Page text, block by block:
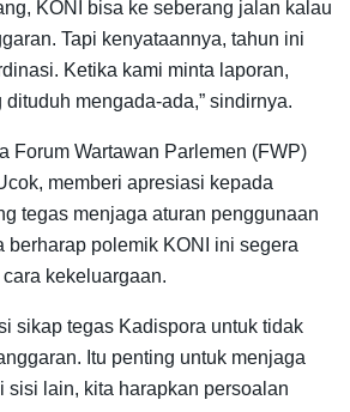
KONI bisa ke seberang jalan kalau
Tapi kenyataannya, tahun ini
Ketika kami minta laporan,
mengada-ada,” sindirnya.
Forum Wartawan Parlemen (FWP)
memberi apresiasi kepada
tegas menjaga aturan penggunaan
berharap polemik KONI ini segera
kekeluargaan.
sikap tegas Kadispora untuk tidak
Itu penting untuk menjaga
sisi lain, kita harapkan persoalan